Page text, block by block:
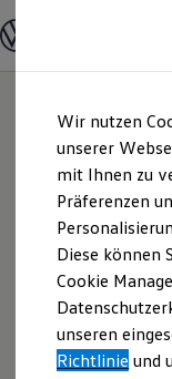
Hauptinhalt
springen
Footer
springen
Modelle und
Modelle
ENERGY
SUV und
Kombis
Schnell
Angebote und
Aktuelle
E-Auto-
Wir nutzen
unserer
mit Ihnen zu
Präferenzen
Diese können
Cookie
unseren
Richtlinie und